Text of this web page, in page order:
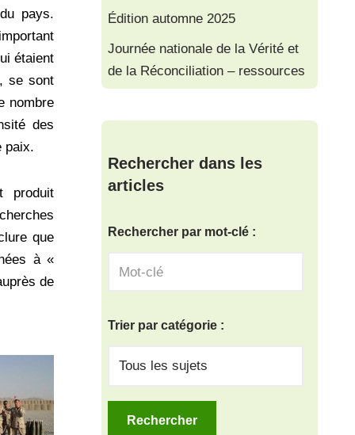
pays.
étaient
se sont
nombre
des
paix.
produit
que
à «
de
Édition automne 2025
Journée nationale de la Vérité et
de la Réconciliation – ressources
Rechercher dans les
articles
Rechercher par mot-clé :
Trier par catégorie :